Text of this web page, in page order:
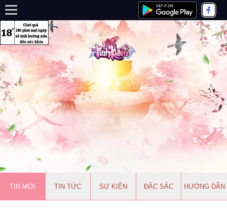
TIN MỚI TIN TỨC SỰ KIỆN ĐẶC SẮC HƯỚNG DẪN